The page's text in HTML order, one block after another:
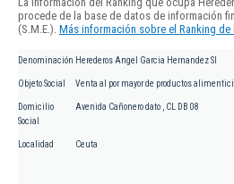
procede de la base de datos de información
(S.M.E.). Más información sobre el Ranking de
Denominación Herederos Angel Garcia Hernandez Sl
Objeto Social Venta al por mayor de productos
Domicilio
Social
Avenida Cañonero dato , CL DB 08
Localidad Ceuta